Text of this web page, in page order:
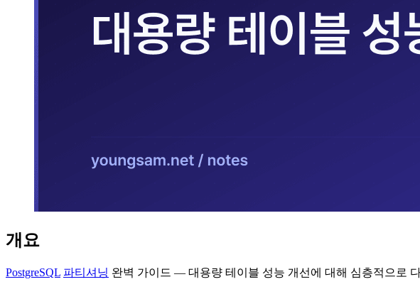
개요
PostgreSQL 파티셔닝 완벽 가이드 — 대용량 테이블 성능 개선에 대해 심층적으로